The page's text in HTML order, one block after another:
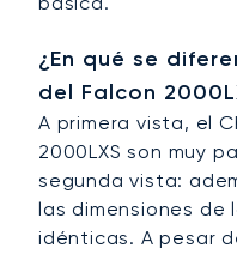
¿En qué se
del Falcon
A primera vista, el
2000LXS son muy
segunda vista:
las dimensiones de
idénticas. A pesar